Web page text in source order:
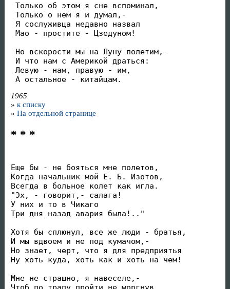
Только об этом я сне вспоминал,
Только о нем я и думал,-
Я сослуживца недавно назвал
Мао - простите - Цзедуном!
Но вскорости мы на Луну полетим,-
И что нам с Америкой драться:
Левую - нам, правую - им,
А остальное - китайцам.
1965
» к списку
» На отдельной странице
* * *
Еще бы - не бояться мне полетов,
Когда начальник мой Е. Б. Изотов,
Всегда в больное колет как игла.
"Эх, - говорит,- салага!
У них и то в Чикаго
Три дня назад авария была!.."
Хотя бы сплюнул, все же люди - братья,
И мы вдвоем и не под кумачом,-
Но знает, черт, что я для предприятья
Ну хоть куда, хоть как и хоть на чем!
Мне не страшно, я навеселе,-